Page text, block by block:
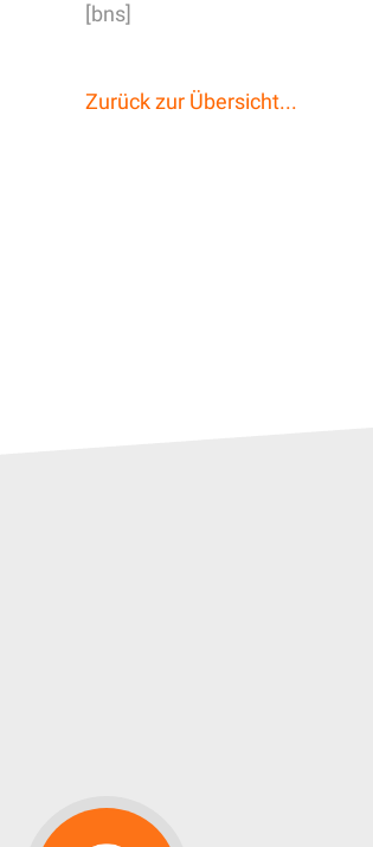
[bns]
Zurück zur Übersicht...